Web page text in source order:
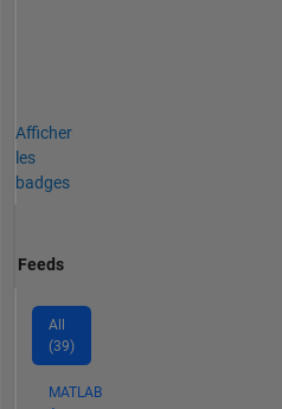
Afficher
les
badges
Feeds
All
(39)
MATLAB